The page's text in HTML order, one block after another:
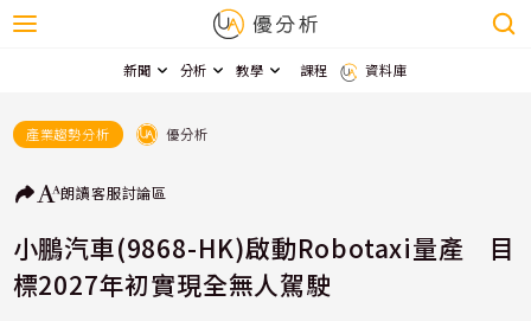
新聞 分析 教學 課程 資料庫
產業趨勢分析 優分析
朗讀客服討論區
小鵬汽車(9868-HK)啟動Robotaxi量產 目
標2027年初實現全無人駕駛